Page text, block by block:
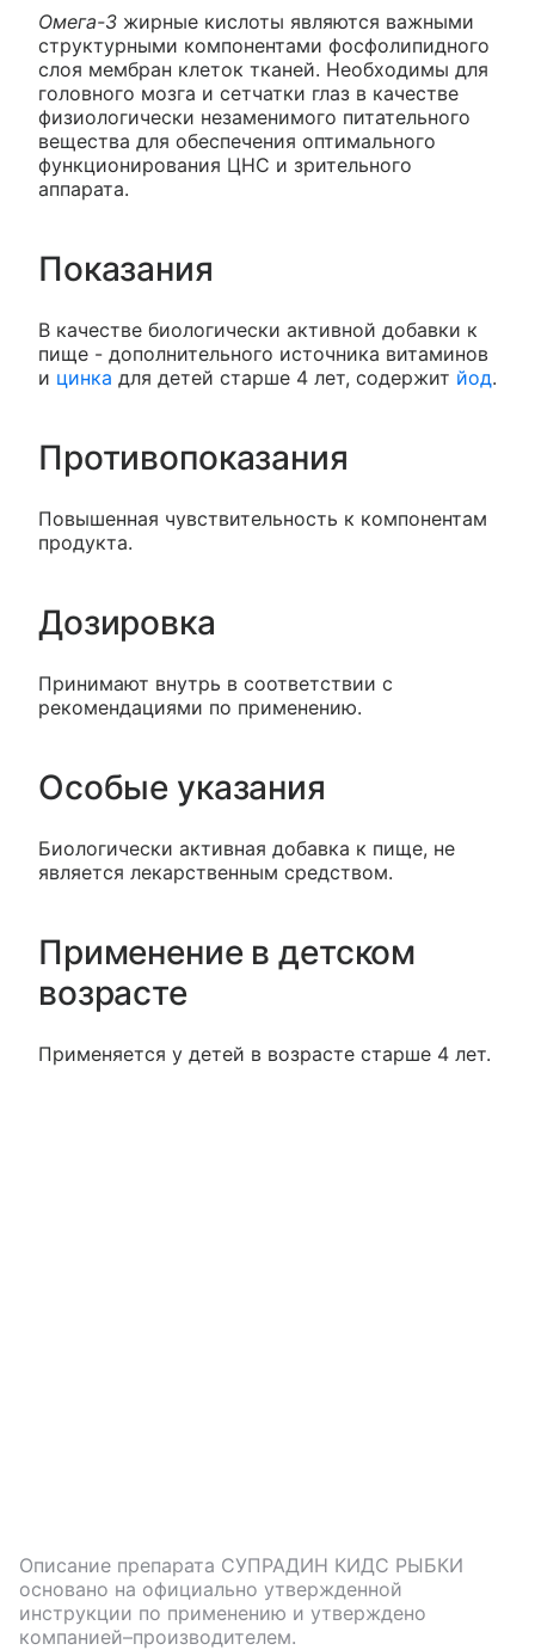
Омега-3 жирные кислоты являются важными
структурными компонентами фосфолипидного
слоя мембран клеток тканей. Необходимы для
головного мозга и сетчатки глаз в качестве
физиологически незаменимого питательного
вещества для обеспечения оптимального
функционирования ЦНС и зрительного
аппарата.
Показания
В качестве биологически активной добавки к
пище - дополнительного источника витаминов
и цинка для детей старше 4 лет, содержит йод.
Противопоказания
Повышенная чувствительность к компонентам
продукта.
Дозировка
Принимают внутрь в соответствии с
рекомендациями по применению.
Особые указания
Биологически активная добавка к пище, не
является лекарственным средством.
Применение в детском
возрасте
Применяется у детей в возрасте старше 4 лет.
Описание препарата СУПРАДИН КИДС РЫБКИ
основано на официально утвержденной
инструкции по применению и утверждено
компанией–производителем.